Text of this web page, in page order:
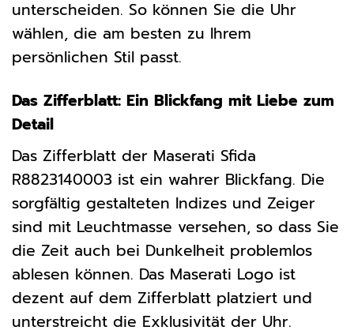
unterscheiden. So können Sie die Uhr
wählen, die am besten zu Ihrem
persönlichen Stil passt.
Das Zifferblatt: Ein Blickfang mit Liebe zum
Detail
Das Zifferblatt der Maserati Sfida
R8823140003 ist ein wahrer Blickfang. Die
sorgfältig gestalteten Indizes und Zeiger
sind mit Leuchtmasse versehen, so dass Sie
die Zeit auch bei Dunkelheit problemlos
ablesen können. Das Maserati Logo ist
dezent auf dem Zifferblatt platziert und
unterstreicht die Exklusivität der Uhr.